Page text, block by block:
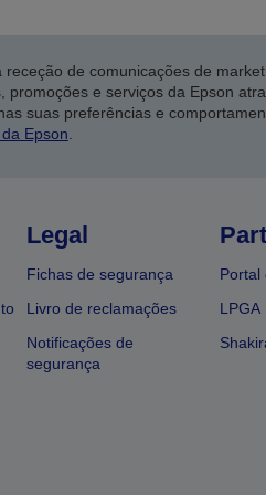
de comunicações de
e serviços da Epson
suas preferências e
Epson.
Legal
Fichas de segurança
Livro de reclamações
Notificações de
segurança
Portal
LPGA